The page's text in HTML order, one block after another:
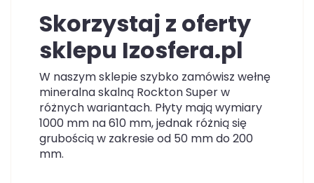
Skorzystaj z oferty
sklepu Izosfera.pl
W naszym sklepie szybko zamówisz wełnę
mineralna skalną Rockton Super w
różnych wariantach. Płyty mają wymiary
1000 mm na 610 mm, jednak różnią się
grubością w zakresie od 50 mm do 200
mm.